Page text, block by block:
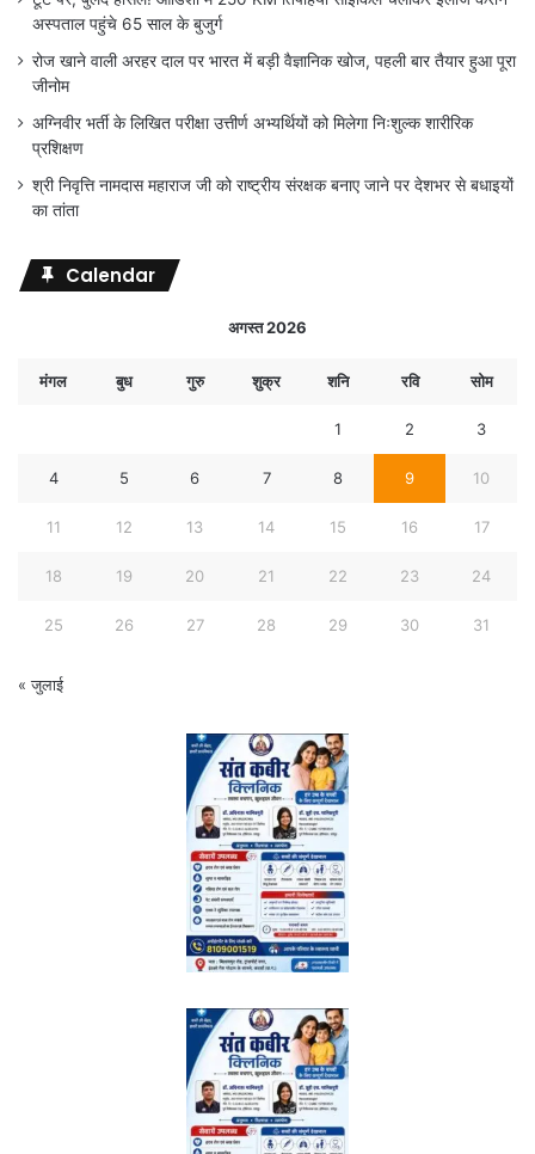
अस्पताल पहुंचे 65 साल के बुजुर्ग
रोज खाने वाली अरहर दाल पर भारत में बड़ी वैज्ञानिक खोज, पहली बार तैयार हुआ पूरा
जीनोम
अग्निवीर भर्ती के लिखित परीक्षा उत्तीर्ण अभ्यर्थियों को मिलेगा निःशुल्क शारीरिक
प्रशिक्षण
श्री निवृत्ति नामदास महाराज जी को राष्ट्रीय संरक्षक बनाए जाने पर देशभर से बधाइयों
का तांता
Calendar
अगस्त 2026
मंगल बुध गुरु शुक्र शनि रवि सोम
1 2 3
4 5 6 7 8 9 10
11 12 13 14 15 16 17
18 19 20 21 22 23 24
25 26 27 28 29 30 31
« जुलाई